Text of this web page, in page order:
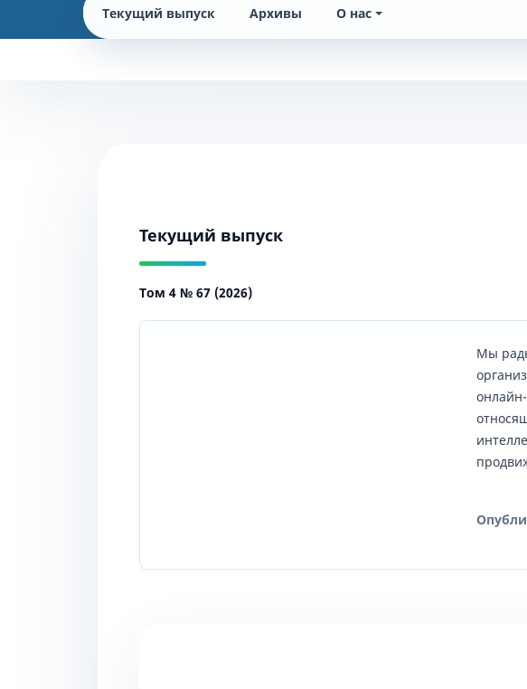
Текущий выпуск Архивы О нас
Текущий выпуск
Том 4 № 67 (2026)
Мы